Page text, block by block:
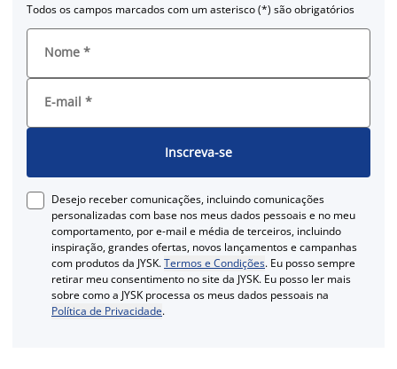
Todos os campos marcados com um asterisco (*) são obrigatórios
Nome *
E-mail *
Inscreva-se
Desejo receber comunicações, incluindo comunicações
personalizadas com base nos meus dados pessoais e no meu
comportamento, por e-mail e média de terceiros, incluindo
inspiração, grandes ofertas, novos lançamentos e campanhas
com produtos da JYSK.Termos e Condições. Eu posso sempre
retirar meu consentimento no site da JYSK. Eu posso ler mais
sobre como a JYSK processa os meus dados pessoais na
Política de Privacidade.